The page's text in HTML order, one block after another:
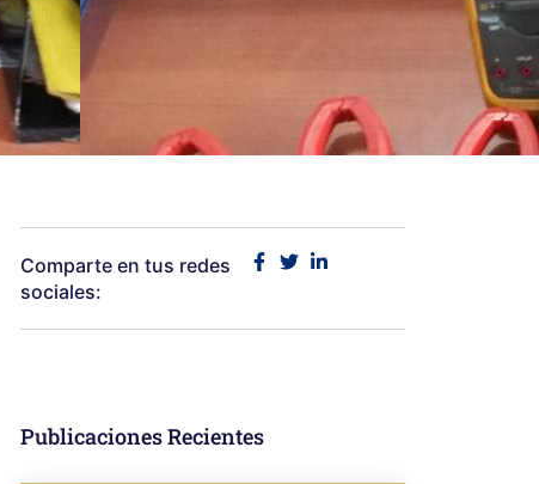
Comparte en tus redes
sociales:
Publicaciones Recientes